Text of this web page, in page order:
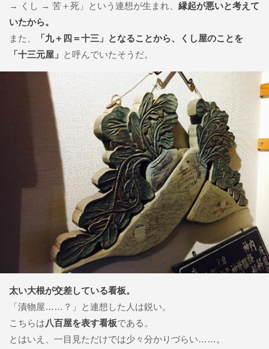
→ くし → 苦＋死」という連想が生まれ、 縁起が悪いと考えて
いたから。
また、
「九＋四＝十三」となることから、くし屋のことを
「十三元屋」 と呼んでいたそうだ。
太い大根が交差している看板。
「漬物屋……？」と連想した人は鋭い。
こちらは八百屋を表す看板である。
とはいえ、一目見ただけでは少々分かりづらい……。